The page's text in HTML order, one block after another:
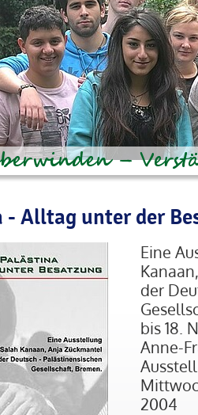
- Alltag unter der
Eine
der
bis 18.
Anne-
2004